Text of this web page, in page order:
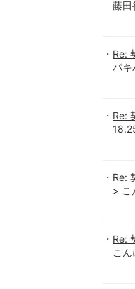
藤田
Re:
パキ
Re:
Re:
> こ
Re:
こ